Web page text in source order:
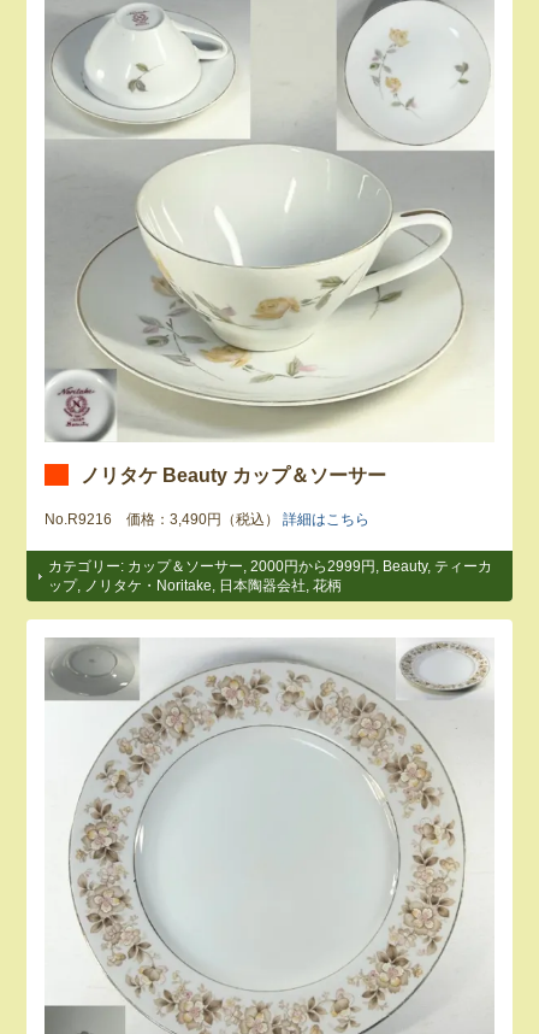
ノリタケ Beauty カップ＆ソーサー
No.R9216 価格：3,490円（税込）詳細はこちら
カテゴリー: カップ＆ソーサー ,2000円から2999円 Beauty, ティーカ
ップ
ノリタケ・Noritake 日本陶器会社 ,花柄